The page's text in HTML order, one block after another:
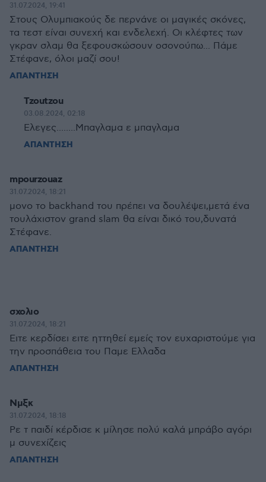
31.07.2024, 19:41
Στους Ολυμπιακούς δε περνάνε οι μαγικές σκόνες,
τα τεστ είναι συνεχή και ενδελεχή. Οι κλέφτες των
γκραν σλαμ θα ξεφουσκώσουν οσονούπω... Πάμε
Στέφανε, όλοι μαζί σου!
ΑΠΑΝΤΗΣΗ
Tzoutzou
03.08.2024, 02:18
Ελεγες........Μπαγλαμα ε μπαγλαμα
ΑΠΑΝΤΗΣΗ
mpourzouaz
31.07.2024, 18:21
μονο το backhand του πρέπει να δουλέψει,μετά ένα
τουλάχιστον grand slam θα είναι δικό του,δυνατά
Στέφανε.
ΑΠΑΝΤΗΣΗ
σχολιο
31.07.2024, 18:21
Ειτε κερδίσει ειτε ηττηθεί εμείς τον ευχαριστούμε για
την προσπάθεια του Παμε Ελλαδα
ΑΠΑΝΤΗΣΗ
Νμξκ
31.07.2024, 18:18
Ρε τ παιδί κέρδισε κ μίλησε πολύ καλά μπράβο αγόρι
μ συνεχίζεις
ΑΠΑΝΤΗΣΗ